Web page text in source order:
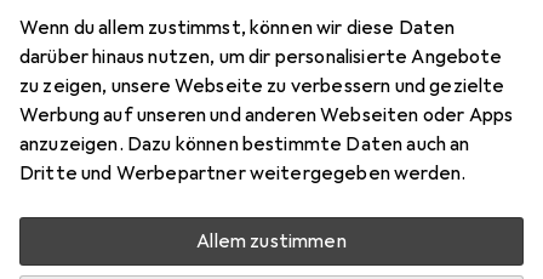
Wenn du allem zustimmst, können wir diese Daten
darüber hinaus nutzen, um dir personalisierte Angebote
zu zeigen, unsere Webseite zu verbessern und gezielte
Werbung auf unseren und anderen Webseiten oder Apps
anzuzeigen. Dazu können bestimmte Daten auch an
Dritte und Werbepartner weitergegeben werden.
Allem zustimmen
Bewertungen
Aktuell nicht lieferbar